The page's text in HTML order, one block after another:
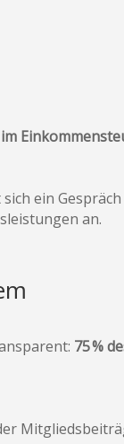
ein
an.
75 %